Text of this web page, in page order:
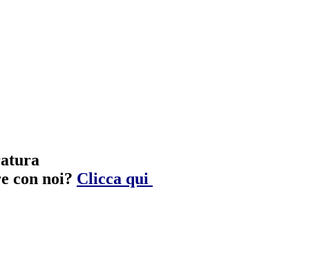
con noi? Clicca qui